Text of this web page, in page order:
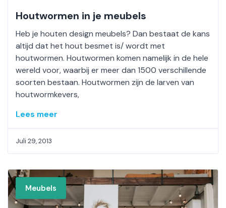
Houtwormen in je meubels
Heb je houten design meubels? Dan bestaat de kans
altijd dat het hout besmet is/ wordt met
houtwormen. Houtwormen komen namelijk in de hele
wereld voor, waarbij er meer dan 1500 verschillende
soorten bestaan. Houtwormen zijn de larven van
houtwormkevers,
Lees meer
Juli 29, 2013
Meubels